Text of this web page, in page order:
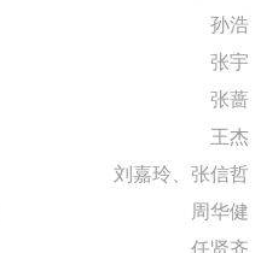
孙浩
张宇
张蔷
王杰
刘嘉玲、张信哲
周华健
任贤齐